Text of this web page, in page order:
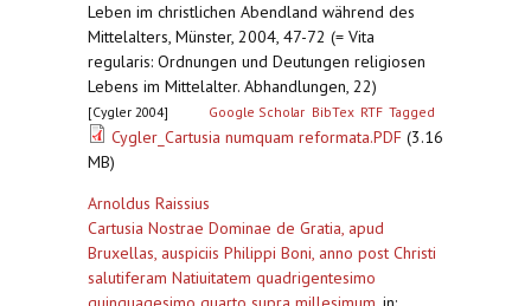
Leben im christlichen Abendland während des
Mittelalters, Münster, 2004, 47-72 (= Vita
regularis: Ordnungen und Deutungen religiosen
Lebens im Mittelalter. Abhandlungen, 22)
[Cygler 2004] Google Scholar BibTex RTF Tagged
Cygler_Cartusia numquam reformata.PDF (3.16
MB)
Arnoldus Raissius
Cartusia Nostrae Dominae de Gratia, apud
Bruxellas, auspiciis Philippi Boni, anno post Christi
salutiferam Natiuitatem quadrigentesimo